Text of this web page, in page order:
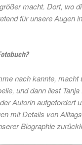
macht. Dort, wo
für unsere Augen
nach kannte, macht
und dann liest
Autorin aufgefordert
mit Details von
Biographie